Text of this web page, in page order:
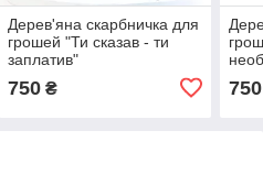
Дерев'яна скарбничка для
грошей "Ти сказав - ти
заплатив"
750₴ 750